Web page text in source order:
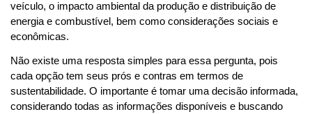
veículo, o impacto ambiental da produção e distribuição de
energia e combustível, bem como considerações sociais e
econômicas.
Não existe uma resposta simples para essa pergunta, pois
cada opção tem seus prós e contras em termos de
sustentabilidade. O importante é tomar uma decisão informada,
considerando todas as informações disponíveis e buscando